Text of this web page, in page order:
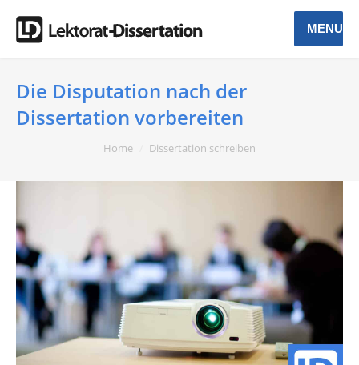
MENU
Die Disputation nach der
Dissertation vorbereiten
Home Dissertation schreiben